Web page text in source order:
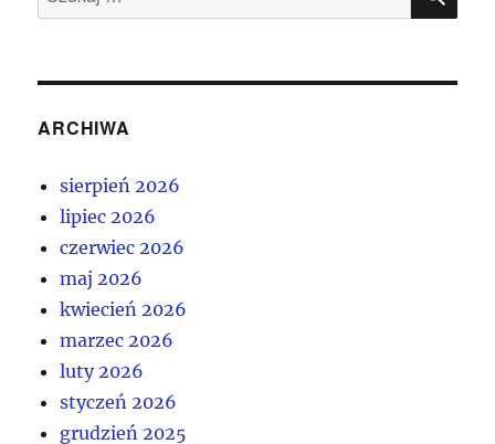
ARCHIWA
sierpień 2026
lipiec 2026
czerwiec 2026
maj 2026
kwiecień 2026
marzec 2026
luty 2026
styczeń 2026
grudzień 2025